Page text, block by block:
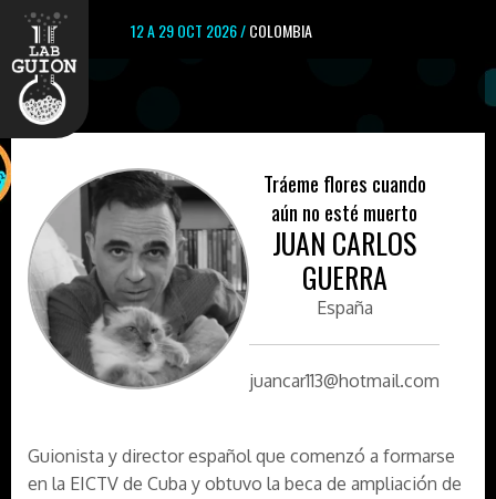
12 A 29 OCT 2026 /COLOMBIA
Tráeme flores cuando
aún no esté muerto
JUAN CARLOS
GUERRA
España
juancar113@hotmail.com
Guionista y director español que comenzó a formarse
en la EICTV de Cuba y obtuvo la beca de ampliación de